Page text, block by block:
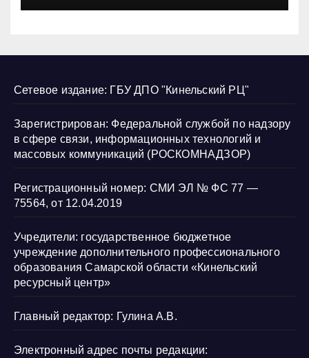
Сетевое издание: ГБУ ДПО "Кинельский РЦ"
Зарегистрирован: Федеральной службой по надзору
в сфере связи, информационных технологий и
массовых коммуникаций (РОСКОМНАДЗОР)
Регистрационный номер: СМИ ЭЛ № ФС 77 —
75564, от 12.04.2019
Учредители: государственное бюджетное
учреждение дополнительного профессионального
образования Самарской области «Кинельский
ресурсный центр»
Главный редактор: Гулина А.В.
Электронный адрес почты редакции: